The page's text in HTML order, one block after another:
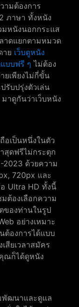
ามต้องการ
ภาษา ทั้งหนัง
มหนังนอกกระแส
าดแยกตามหมวด
าย เว็บดูหนัง
บบฟรี ๆ ไม่ต้อง
ยเพียงไม่กี่ขั้น
รับปรุ่งตัวเล่น
าดูกันว่าเว็บหนัง
อเป็นหนึ่งในตัว
สุดฟรีไม่กระตุก
2023 ด้วยความ
720px และ
Ultra HD ทั้งนี้
ต้องเลือกความ
ของท่านในรูป
อย่างเหมาะ
องการได้แบบ
สียเวลาสมัคร
ณก็ได้ดูหนัง
พัฒนาและดูแล